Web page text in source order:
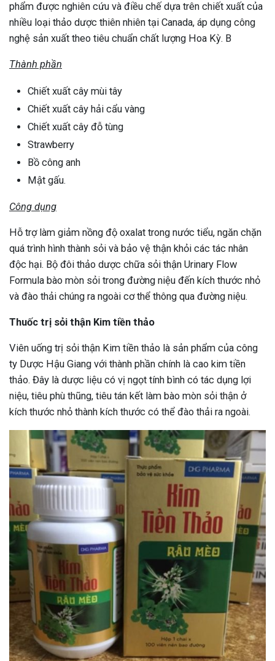
phẩm được nghiên cứu và điều chế dựa trên chiết xuất của
nhiều loại thảo dược thiên nhiên tại Canada, áp dụng công
nghệ sản xuất theo tiêu chuẩn chất lượng Hoa Kỳ. B
Thành phần
Chiết xuất cây mùi tây
Chiết xuất cây hải cẩu vàng
Chiết xuất cây đỗ tùng
Strawberry
Bồ công anh
Mật gấu.
Công dụng
Hỗ trợ làm giảm nồng độ oxalat trong nước tiểu, ngăn chặn
quá trình hình thành sỏi và bảo vệ thận khỏi các tác nhân
độc hại. Bộ đôi thảo dược chữa sỏi thận Urinary Flow
Formula bào mòn sỏi trong đường niệu đến kích thước nhỏ
và đào thải chúng ra ngoài cơ thể thông qua đường niệu.
Thuốc trị sỏi thận Kim tiền thảo
Viên uống trị sỏi thận Kim tiền thảo là sản phẩm của công
ty Dược Hậu Giang với thành phần chính là cao kim tiền
thảo. Đây là dược liệu có vị ngọt tính bình có tác dụng lợi
niệu, tiêu phù thũng, tiêu tán kết làm bào mòn sỏi thận ở
kích thước nhỏ thành kích thước có thể đào thải ra ngoài.